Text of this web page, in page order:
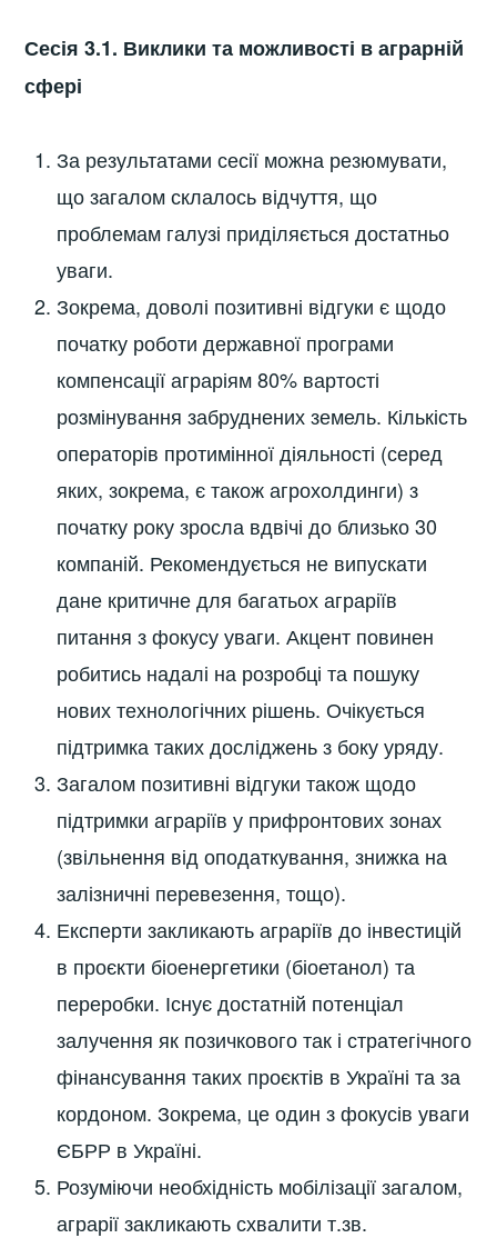
Сесія 3.1. Виклики та можливості в аграрній
сфері
За результатами сесії можна резюмувати,
що загалом склалось відчуття, що
проблемам галузі приділяється достатньо
уваги.
Зокрема, доволі позитивні відгуки є щодо
початку роботи державної програми
компенсації аграріям 80% вартості
розмінування забруднених земель. Кількість
операторів протимінної діяльності (серед
яких, зокрема, є також агрохолдинги) з
початку року зросла вдвічі до близько 30
компаній. Рекомендується не випускати
дане критичне для багатьох аграріїв
питання з фокусу уваги. Акцент повинен
робитись надалі на розробці та пошуку
нових технологічних рішень. Очікується
підтримка таких досліджень з боку уряду.
Загалом позитивні відгуки також щодо
підтримки аграріїв у прифронтових зонах
(звільнення від оподаткування, знижка на
залізничні перевезення, тощо).
Експерти закликають аграріїв до інвестицій
в проєкти біоенергетики (біоетанол) та
переробки. Існує достатній потенціал
залучення як позичкового так і стратегічного
фінансування таких проєктів в Україні та за
кордоном. Зокрема, це один з фокусів уваги
ЄБРР в Україні.
Розуміючи необхідність мобілізації загалом,
аграрії закликають схвалити т.зв.